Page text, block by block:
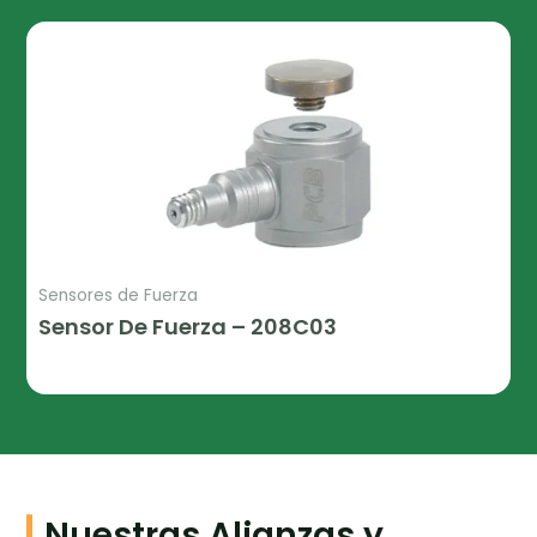
Sensores de Fuerza
Sensor De Fuerza – 208C03